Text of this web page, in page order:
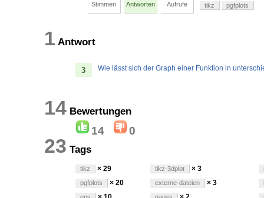
Stimmen Antworten Aufrufe tikz pgfplots
1 Antwort
3 Wie lässt sich der Graph einer Funktion in
14 Bewertungen
14 0
23 Tags
tikz × 29
pgfplots × 20
tikz-3dplot × 3
externe-dateien × 3